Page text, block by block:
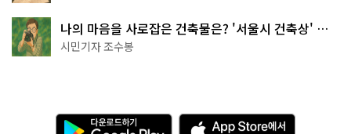
나의 마음을 사로잡은 건축물은? '서울시 건축상' 수
상작 공개!
시민기자 조수봉
다 A